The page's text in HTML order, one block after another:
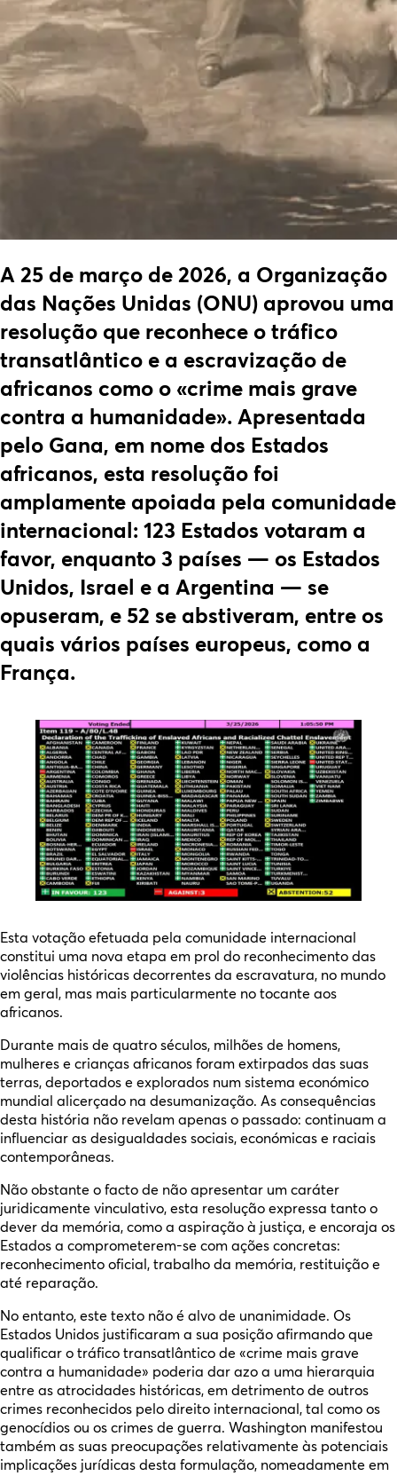
A 25 de março de 2026, a Organização
das Nações Unidas (ONU) aprovou uma
resolução que reconhece o tráfico
transatlântico e a escravização de
africanos como o «crime mais grave
contra a humanidade». Apresentada
pelo Gana, em nome dos Estados
africanos, esta resolução foi
amplamente apoiada pela comunidade
internacional: 123 Estados votaram a
favor, enquanto 3 países — os Estados
Unidos, Israel e a Argentina — se
opuseram, e 52 se abstiveram, entre os
quais vários países europeus, como a
França.
Esta votação efetuada pela comunidade internacional
constitui uma nova etapa em prol do reconhecimento das
violências históricas decorrentes da escravatura, no mundo
em geral, mas mais particularmente no tocante aos
africanos.
Durante mais de quatro séculos, milhões de homens,
mulheres e crianças africanos foram extirpados das suas
terras, deportados e explorados num sistema económico
mundial alicerçado na desumanização. As consequências
desta história não revelam apenas o passado: continuam a
influenciar as desigualdades sociais, económicas e raciais
contemporâneas.
Não obstante o facto de não apresentar um caráter
juridicamente vinculativo, esta resolução expressa tanto o
dever da memória, como a aspiração à justiça, e encoraja os
Estados a comprometerem-se com ações concretas:
reconhecimento oficial, trabalho da memória, restituição e
até reparação.
No entanto, este texto não é alvo de unanimidade. Os
Estados Unidos justificaram a sua posição afirmando que
qualificar o tráfico transatlântico de «crime mais grave
contra a humanidade» poderia dar azo a uma hierarquia
entre as atrocidades históricas, em detrimento de outros
crimes reconhecidos pelo direito internacional, tal como os
genocídios ou os crimes de guerra. Washington manifestou
também as suas preocupações relativamente às potenciais
implicações jurídicas desta formulação, nomeadamente em